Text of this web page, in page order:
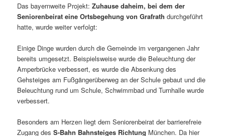
Das bayernweite Projekt:Zuhause daheim, bei dem der
Seniorenbeirat eine Ortsbegehung von Grafrath durchgeführt
hatte, wurde weiter verfolgt:
Einige Dinge wurden durch die Gemeinde im vergangenen Jahr
bereits umgesetzt. Beispielsweise wurde die Beleuchtung der
Amperbrücke verbessert, es wurde die Absenkung des
Gehsteiges am Fußgängerüberweg an der Schule gebaut und die
Beleuchtung rund um Schule, Schwimmbad und Turnhalle wurde
verbessert.
Besonders am Herzen liegt dem Seniorenbeirat der barrierefreie
Zugang desS-Bahn Bahnsteiges Richtung München. Da hier